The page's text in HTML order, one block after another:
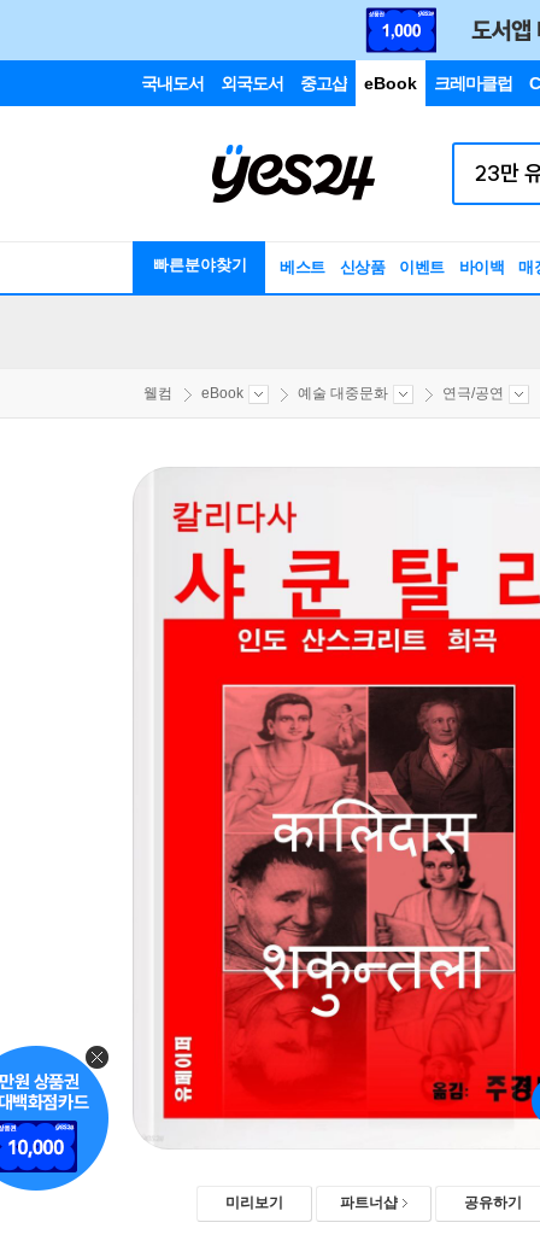
국내도서 외국도서 중고샵 eBook 크레마클럽
빠른분야찾기 베스트 신상품 이벤트 바이백 매
웰컴 eBook 예술 대중문화 연극/공연
미리보기 파트너샵 공유하기